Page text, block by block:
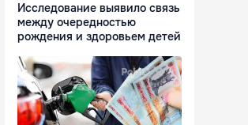
Исследование выявило связь
между очередностью
рождения и здоровьем детей